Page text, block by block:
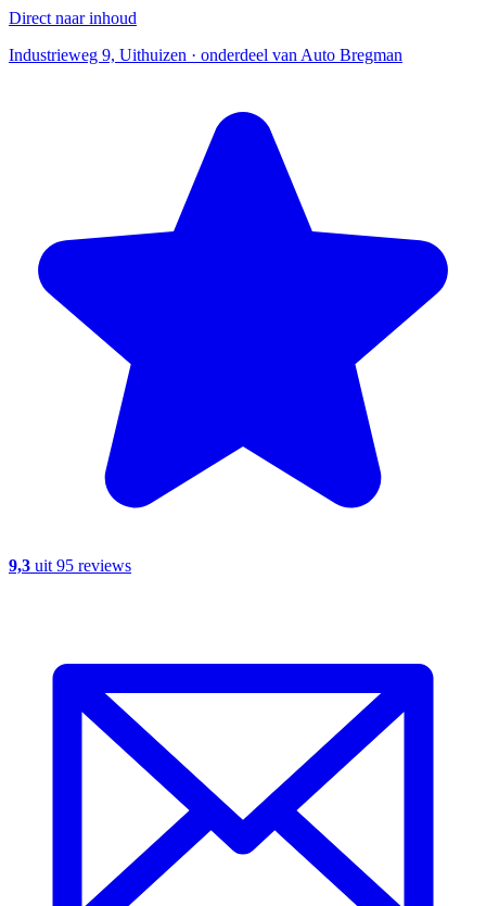
Direct naar inhoud
Industrieweg 9, Uithuizen · onderdeel van Auto Bregman
9,3 uit 95 reviews